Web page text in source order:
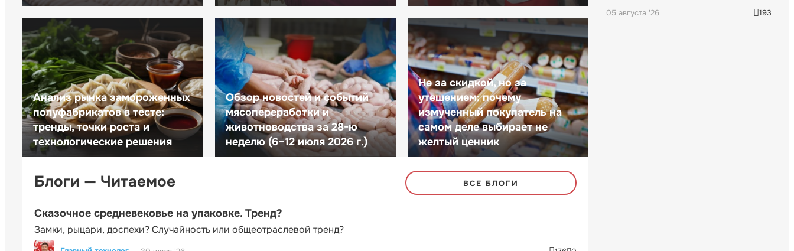
Анализ рынка замороженных
полуфабрикатов в тесте:
тренды, точки роста и
технологические решения
Обзор новостей и событий
мясопереработки и
животноводства за 28-ю
неделю (6–12 июля 2026 г.)
Не за скидкой, но за
утешением: почему
измученный покупатель на
самом деле выбирает не
желтый ценник
Блоги — Читаемое ВСЕ БЛОГИ
Сказочное средневековье на упаковке. Тренд?
Замки, рыцари, доспехи? Случайность или общеотраслевой тренд?
05 августа '26 193